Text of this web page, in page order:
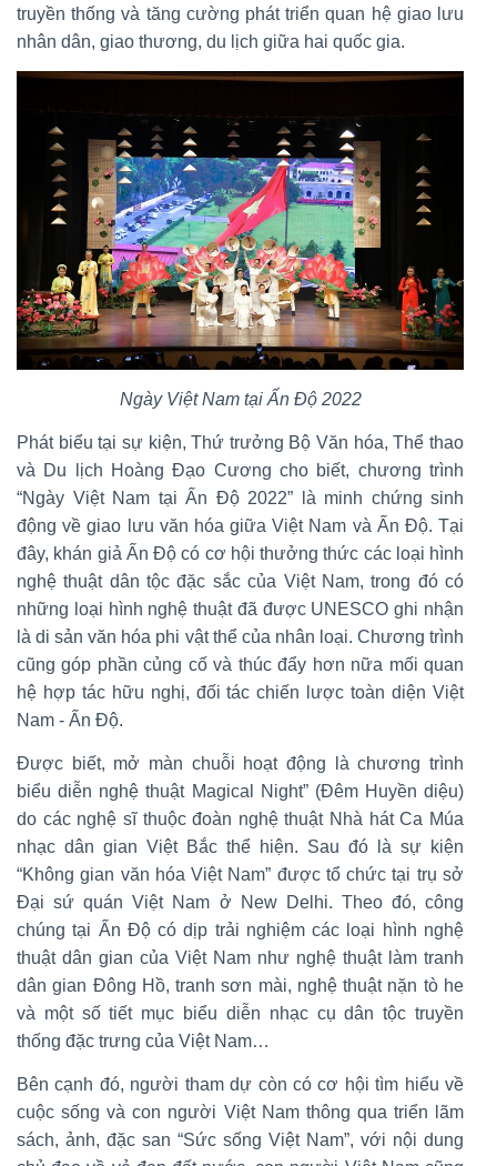
truyền thống và tăng cường phát triển quan hệ giao lưu
nhân dân, giao thương, du lịch giữa hai quốc gia.
Ngày Việt Nam tại Ấn Độ 2022
Phát biểu tại sự kiện, Thứ trưởng Bộ Văn hóa, Thể thao
và Du lịch Hoàng Đạo Cương cho biết, chương trình
“Ngày Việt Nam tại Ấn Độ 2022” là minh chứng sinh
động về giao lưu văn hóa giữa Việt Nam và Ấn Độ. Tại
đây, khán giả Ấn Độ có cơ hội thưởng thức các loại hình
nghệ thuật dân tộc đặc sắc của Việt Nam, trong đó có
những loại hình nghệ thuật đã được UNESCO ghi nhận
là di sản văn hóa phi vật thể của nhân loại. Chương trình
cũng góp phần củng cố và thúc đẩy hơn nữa mối quan
hệ hợp tác hữu nghị, đối tác chiến lược toàn diện Việt
Nam - Ấn Độ.
Được biết, mở màn chuỗi hoạt động là chương trình
biểu diễn nghệ thuật Magical Night” (Đêm Huyền diệu)
do các nghệ sĩ thuộc đoàn nghệ thuật Nhà hát Ca Múa
nhạc dân gian Việt Bắc thể hiện. Sau đó là sự kiện
“Không gian văn hóa Việt Nam” được tổ chức tại trụ sở
Đại sứ quán Việt Nam ở New Delhi. Theo đó, công
chúng tại Ấn Độ có dịp trải nghiệm các loại hình nghệ
thuật dân gian của Việt Nam như nghệ thuật làm tranh
dân gian Đông Hồ, tranh sơn mài, nghệ thuật nặn tò he
và một số tiết mục biểu diễn nhạc cụ dân tộc truyền
thống đặc trưng của Việt Nam…
Bên cạnh đó, người tham dự còn có cơ hội tìm hiểu về
cuộc sống và con người Việt Nam thông qua triển lãm
sách, ảnh, đặc san “Sức sống Việt Nam”, với nội dung